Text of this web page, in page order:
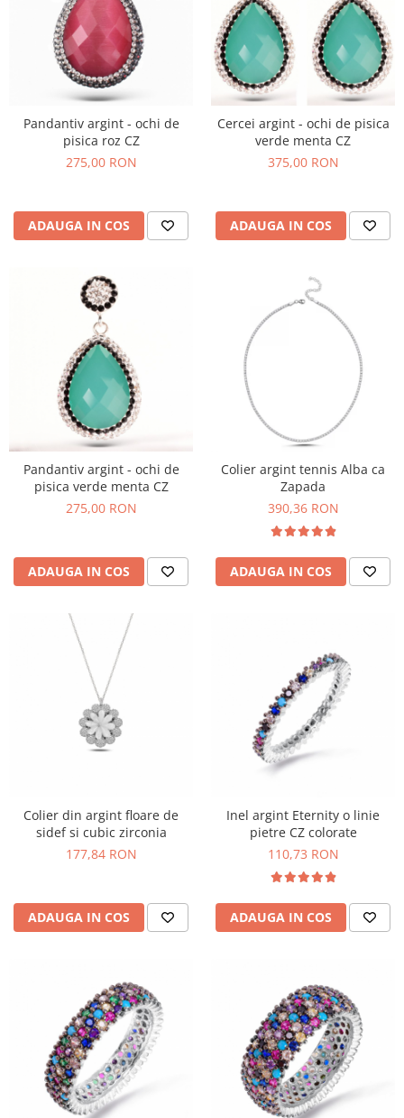
Pandantiv argint - ochi de
pisica roz CZ
275,00 RON
ADAUGA IN COS
Cercei argint - ochi de pisica
verde menta CZ
375,00 RON
ADAUGA IN COS
Pandantiv argint - ochi de
pisica verde menta CZ
275,00 RON
ADAUGA IN COS
Colier argint tennis Alba ca
Zapada
390,36 RON
ADAUGA IN COS
Colier din argint floare de
sidef si cubic zirconia
177,84 RON
ADAUGA IN COS
Inel argint Eternity o linie
pietre CZ colorate
110,73 RON
ADAUGA IN COS